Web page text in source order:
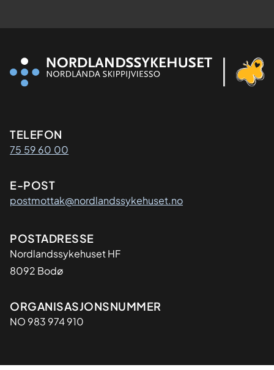
Kontaktinformasjon
TELEFON
75 59 60 00
E-POST
postmottak@nordlandssykehuset.no
Adresse
POSTADRESSE
Nordlandssykehuset HF
8092 Bodø
Organisasjon
ORGANISASJONSNUMMER
NO 983 974 910